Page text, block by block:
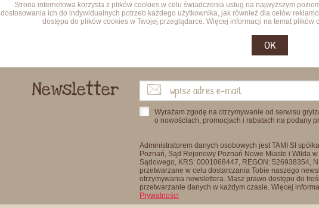
Strona internetowa korzysta z plików cookies w celu świadczenia usług na najwyższym
dostosowania ich do indywidualnych potrzeb każdego użytkownika, jak również dla celów
dostępu do plików cookies w Twojej przeglądarce. Więcej informacji na temat plików
OK
Newsletter
Wyrażam zgodę na otrzymywanie od serwisu
o nowościach, promocjach i rabatach na podany
Administratorem danych osobowych jest TAMI SI
Poznań, Sąd Rejonowy Poznań Nowe Miasto i Wilda
Sądowego, KRS: 0001068447, REGON: 526938354,
przetwarzane w celu dostarczania Tobie naszego
otrzymywania newslettera. Masz prawo dostępu do
przetwarzanie danych w każdym czasie. Więcej
Prywatności